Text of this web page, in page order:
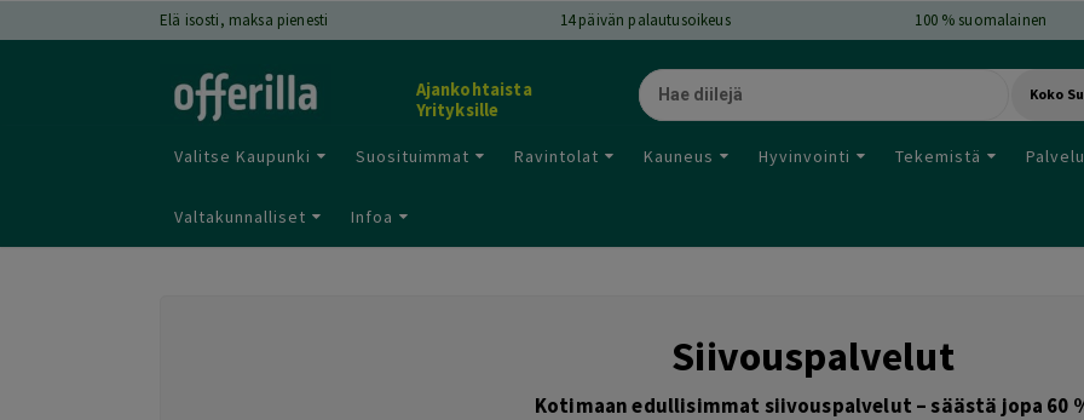
Elä isosti, maksa pienesti 14päivän palautusoikeus 100 % suomalainen
Ajankohtaista
Yrityksille
Koko
Valitse Kaupunki Suosituimmat Ravintolat Kauneus Hyvinvointi Tekemistä
Valtakunnalliset Infoa
Siivouspalvelut
Kotimaan edullisimmat siivouspalvelut – säästä jopa 60